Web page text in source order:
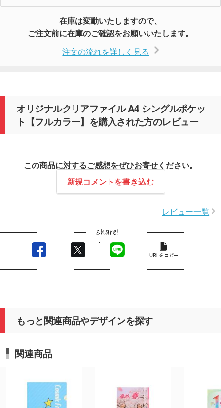
在庫は変動いたしますので、
ご注文前に在庫のご確認をお願いいたします。
注文の流れを詳しく見る
オリジナルクリアファイル A4 シングルポケッ
ト【フルカラー】を購入された方のレビュー
この商品に対するご感想をぜひお寄せください。
新規コメントを書き込む
レビュー一覧
もっと関連商品やデザインを探す
関連商品